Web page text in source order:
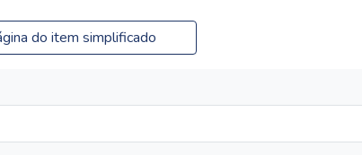
do item simplificado